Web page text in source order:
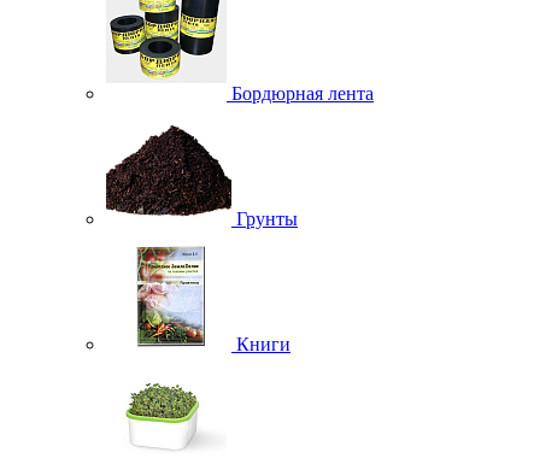
Бордюрная лента
Грунты
Книги